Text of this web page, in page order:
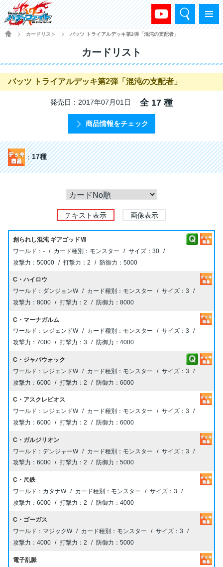
メニュー
検索
HOME
カードリスト バッツ トライアルデッキ第2弾「混沌の支配者」
カードリスト
バッツ トライアルデッキ第2弾「混沌の支配者」
発売日：2017年07月01日 全 17 種
商品情報をチェック
17種
テキスト表示 画像表示
創られし混沌 ギアゴッドⅦ
-
モンスター
30
50000
2 5000
C・ハイロウ
ダンジョンW
モンスター
3
8000
2 8000
C・マーナガルム
レジェンドW
モンスター
3
7000
3 4000
C・ジャバウォック
レジェンドW
モンスター
3
6000
2 6000
C・アスクレピオス
レジェンドW
モンスター
3
6000
2 6000
C・ガルジリオン
デンジャーW
モンスター
3
6000
2 5000
C・尺鉄
カタナW
モンスター
3
6000
2 4000
C・ゴーガス
マジックW
モンスター
3
4000
2 5000
電子乱脈